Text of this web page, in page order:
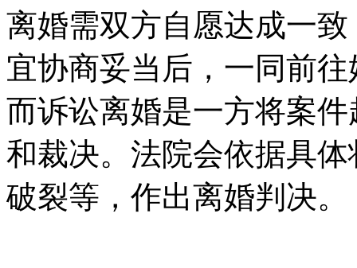
离婚需双方自愿达成一
宜协商妥当后，一同前
而诉讼离婚是一方将案
和裁决。法院会依据具
破裂等，作出离婚判决。